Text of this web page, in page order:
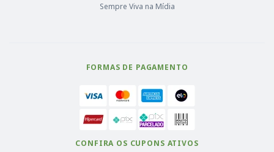
Sempre Viva na Mídia
FORMAS DE PAGAMENTO
CONFIRA OS CUPONS ATIVOS